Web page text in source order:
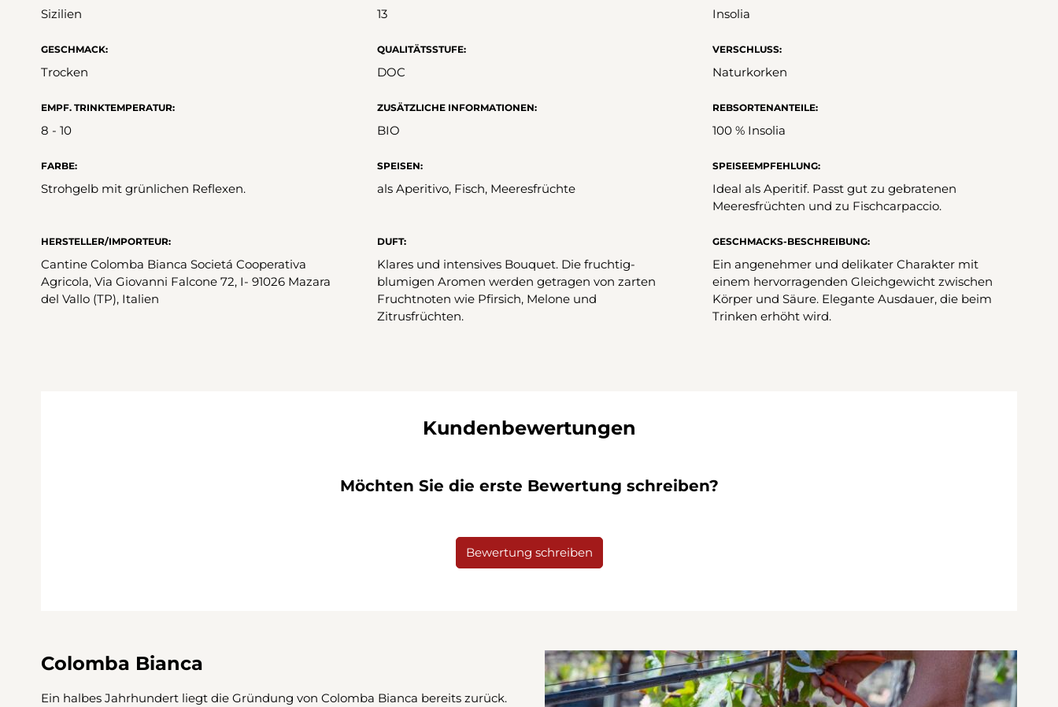
Sizilien 13 Insolia
GESCHMACK:
Trocken
QUALITÄTSSTUFE:
DOC
VERSCHLUSS:
Naturkorken
EMPF. TRINKTEMPERATUR:
8 - 10
ZUSÄTZLICHE INFORMATIONEN:
BIO
REBSORTENANTEILE:
100 % Insolia
FARBE:
Strohgelb mit grünlichen Reflexen.
SPEISEN:
als Aperitivo, Fisch, Meeresfrüchte
SPEISEEMPFEHLUNG:
Ideal als Aperitif. Passt gut zu gebratenen
Meeresfrüchten und zu Fischcarpaccio.
HERSTELLER/IMPORTEUR:
Cantine Colomba Bianca Societá Cooperativa
Agricola, Via Giovanni Falcone 72, I- 91026 Mazara
del Vallo (TP), Italien
DUFT:
Klares und intensives Bouquet. Die fruchtig-
blumigen Aromen werden getragen von zarten
Fruchtnoten wie Pfirsich, Melone und
Zitrusfrüchten.
GESCHMACKS-BESCHREIBUNG:
Ein angenehmer und delikater Charakter mit
einem hervorragenden Gleichgewicht zwischen
Körper und Säure. Elegante Ausdauer, die beim
Trinken erhöht wird.
Kundenbewertungen
Möchten Sie die erste Bewertung schreiben?
Bewertung schreiben
Colomba Bianca
Ein halbes Jahrhundert liegt die Gründung von Colomba Bianca bereits zurück.